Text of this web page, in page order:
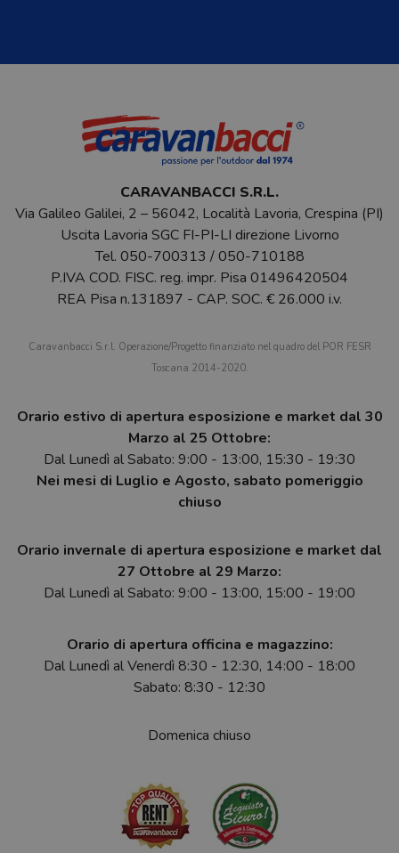
CARAVANBACCI S.R.L.
Via Galileo Galilei, 2 – 56042, Località Lavoria, Crespina (PI)
Uscita Lavoria SGC FI-PI-LI direzione Livorno
Tel. 050-700313 /050-710188
P.IVA COD. FISC. reg. impr. Pisa 01496420504
REA Pisa n.131897 - CAP. SOC. € 26.000 i.v.
Caravanbacci S.r.l. Operazione/Progetto finanziato nel quadro del POR FESR
Toscana 2014-2020.
Orario estivo di apertura esposizione e market dal 30
Marzo al 25 Ottobre:
Dal Lunedì al Sabato: 9:00 - 13:00, 15:30 - 19:30
Nei mesi di Luglio e Agosto, sabato pomeriggio
chiuso
Orario invernale di apertura esposizione e market dal
27 Ottobre al 29 Marzo:
Dal Lunedì al Sabato: 9:00 - 13:00, 15:00 - 19:00
Orario di apertura officina e magazzino:
Dal Lunedì al Venerdì 8:30 - 12:30, 14:00 - 18:00
Sabato: 8:30 - 12:30
Domenica chiuso